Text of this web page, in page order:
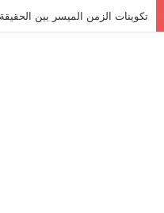
وداد صفرو يتعاقد رسمياً مع الإطار